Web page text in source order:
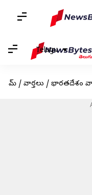
Telugu
హోమ్ / వార్తలు / భారతదేశం